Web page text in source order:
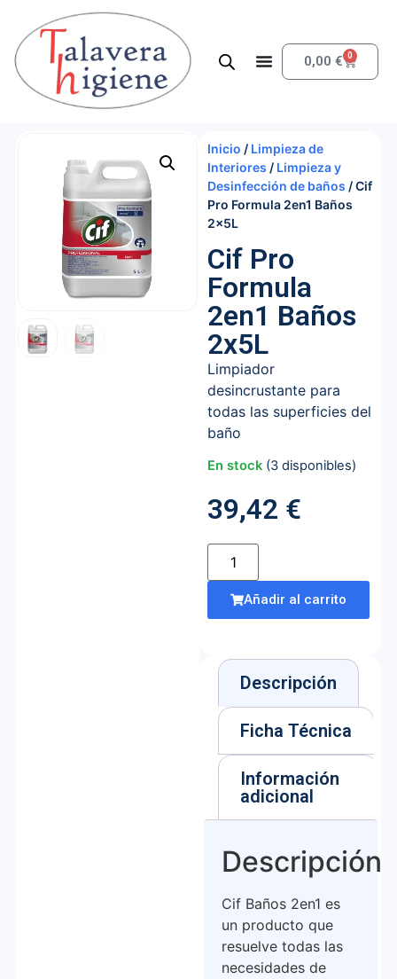
0,00€ 0
Inicio / Limpieza de
Interiores / Limpieza y
Desinfección de baños / Cif
Pro Formula 2en1 Baños
2x5L
Cif Pro
Formula
2en1 Baños
2x5L
Limpiador
desincrustante para
todas las superficies del
baño
En stock (3 disponibles)
39,42 €
Añadir al carrito
Descripción
Ficha Técnica
Información
adicional
Descripción
Cif Baños 2en1 es
un producto que
resuelve todas las
necesidades de